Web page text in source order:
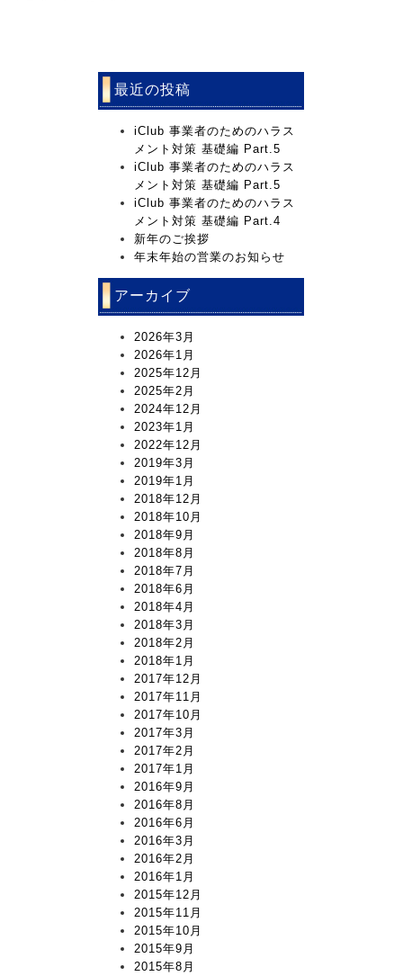
最近の投稿
iClub 事業者のためのハラス
メント対策 基礎編 Part.5
iClub 事業者のためのハラス
メント対策 基礎編 Part.5
iClub 事業者のためのハラス
メント対策 基礎編 Part.4
新年のご挨拶
年末年始の営業のお知らせ
アーカイブ
2026年3月
2026年1月
2025年12月
2025年2月
2024年12月
2023年1月
2022年12月
2019年3月
2019年1月
2018年12月
2018年10月
2018年9月
2018年8月
2018年7月
2018年6月
2018年4月
2018年3月
2018年2月
2018年1月
2017年12月
2017年11月
2017年10月
2017年3月
2017年2月
2017年1月
2016年9月
2016年8月
2016年6月
2016年3月
2016年2月
2016年1月
2015年12月
2015年11月
2015年10月
2015年9月
2015年8月